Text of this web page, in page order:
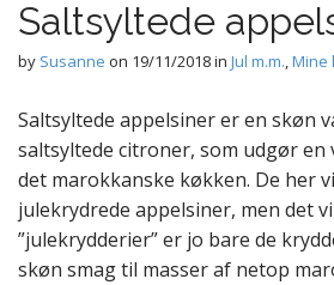
Saltsyltede
by Susanne on 19/11/2018in Jul m.m.,Mine
Saltsyltede appelsiner er en skøn
saltsyltede citroner, som udgør
det marokkanske køkken. De her
julekrydrede appelsiner, men det
”julekrydderier” er jo bare de
skøn smag til masser af netop